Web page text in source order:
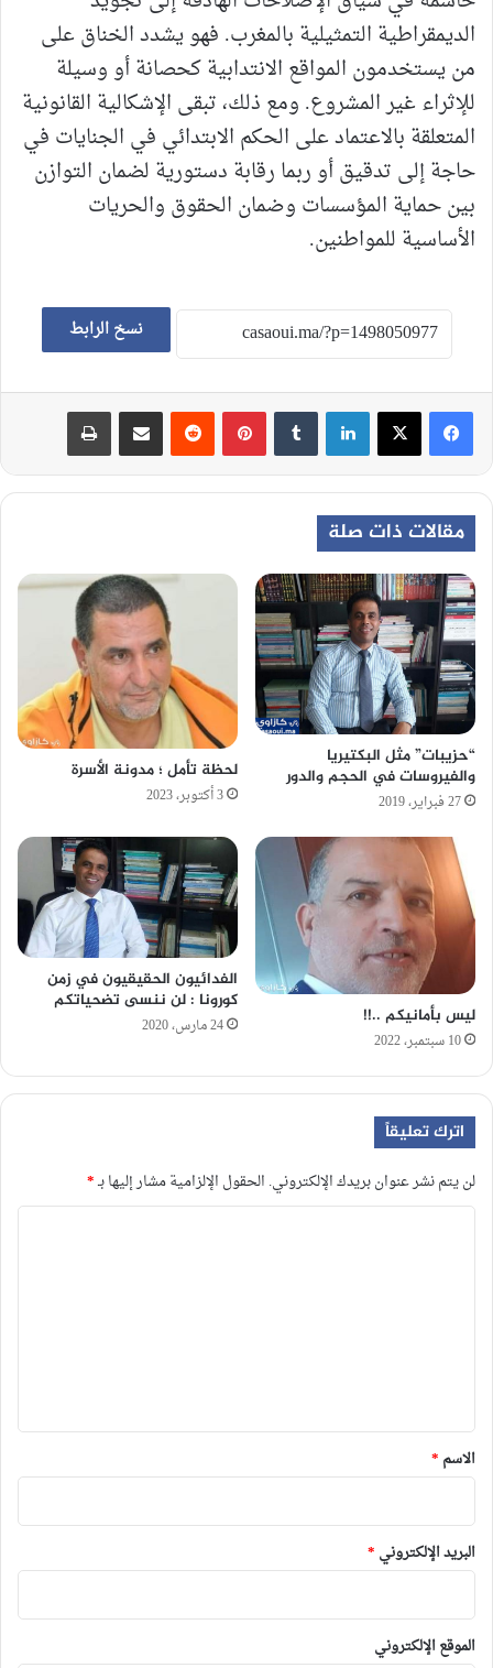
الديمقراطية التمثيلية بالمغرب. فهو يشدد الخناق على
من يستخدمون المواقع الانتدابية كحصانة أو وسيلة
للإثراء غير المشروع. ومع ذلك، تبقى الإشكالية القانونية
المتعلقة بالاعتماد على الحكم الابتدائي في الجنايات في
حاجة إلى تدقيق أو ربما رقابة دستورية لضمان التوازن
بين حماية المؤسسات وضمان الحقوق والحريات
الأساسية للمواطنين.
نسخ الرابط
لينكدإن بينتيريست
مقالات ذات صلة
“حزيبات” مثل البكتيريا
والفيروسات في الحجم والدور
27 فبراير، 2019
لحظة تأمل ؛ مدونة الأسرة
3 أكتوبر، 2023
ليس بأمانيكم ..!!
10 سبتمبر، 2022
الفدائيون الحقيقيون في زمن
كورونا : لن ننسى تضحياتكم
24 مارس، 2020
اترك تعليقاً
لن يتم نشر عنوان بريدك الإلكتروني. الحقول الإلزامية مشار إليها بـ*
*
الاسم *
البريد الإلكتروني *
الموقع الإلكتروني